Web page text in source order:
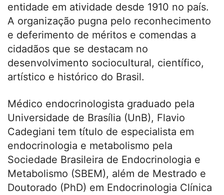
entidade em atividade desde 1910 no país.
A organização pugna pelo reconhecimento
e deferimento de méritos e comendas a
cidadãos que se destacam no
desenvolvimento sociocultural, científico,
artístico e histórico do Brasil.
Médico endocrinologista graduado pela
Universidade de Brasília (UnB), Flavio
Cadegiani tem título de especialista em
endocrinologia e metabolismo pela
Sociedade Brasileira de Endocrinologia e
Metabolismo (SBEM), além de Mestrado e
Doutorado (PhD) em Endocrinologia Clínica